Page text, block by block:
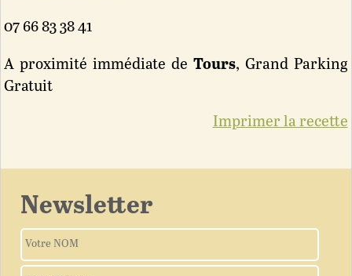
07 66 83 38 41
A proximité immédiate de Tours, Grand Parking
Gratuit
Imprimer la recette
Newsletter